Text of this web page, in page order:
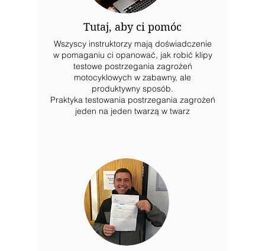
Tutaj, aby ci pomóc
Wszyscy instruktorzy mają doświadczenie
w pomaganiu ci opanować, jak robić klipy
testowe postrzegania zagrożeń
motocyklowych w zabawny, ale
produktywny sposób.
Praktyka testowania postrzegania zagrożeń
jeden na jeden twarzą w twarz